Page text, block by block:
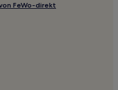
Leake
FeWo-direkt